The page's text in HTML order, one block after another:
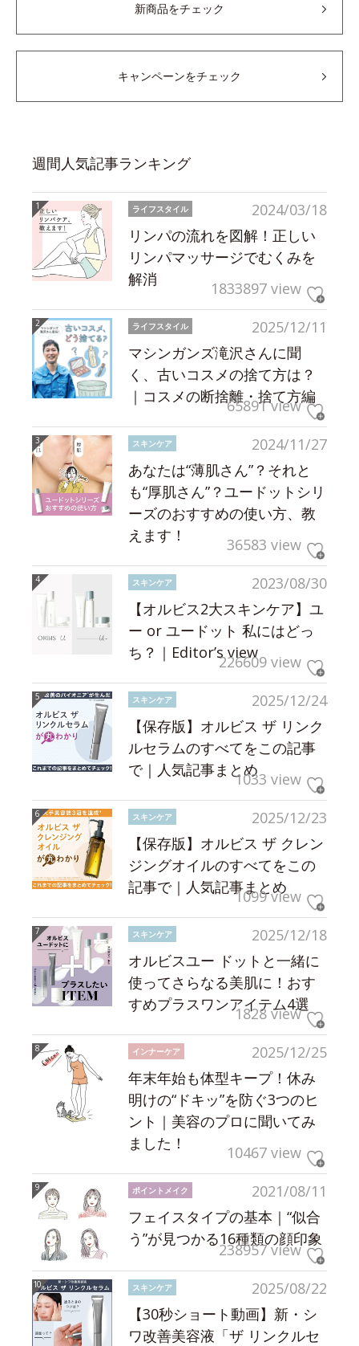
新商品をチェック
キャンペーンをチェック
週間人気記事ランキング
2024/03/18
ライフスタイル
リンパの流れを図解！正しい
リンパマッサージでむくみを
解消
1833897 view
2025/12/11
ライフスタイル
マシンガンズ滝沢さんに聞
く、古いコスメの捨て方は？
｜コスメの断捨離・捨て方編
65891 view
2024/11/27
スキンケア
あなたは“薄肌さん”？それと
も“厚肌さん”？ユードットシリ
ーズのおすすめの使い方、教
えます！
36583 view
2023/08/30
スキンケア
【オルビス2大スキンケア】ユ
ー or ユードット 私にはどっ
ち？｜Editor’s view226609 view
2025/12/24
スキンケア
【保存版】オルビス ザ リンク
ルセラムのすべてをこの記事
で｜人気記事まとめ1033 view
2025/12/23
スキンケア
【保存版】オルビス ザ クレン
ジングオイルのすべてをこの
記事で｜人気記事まとめ
1099 view
2025/12/18
スキンケア
オルビスユー ドットと一緒に
使ってさらなる美肌に！おす
すめプラスワンアイテム4選
1828 view
2025/12/25
インナーケア
年末年始も体型キープ！休み
明けの“ドキッ”を防ぐ3つのヒ
ント｜美容のプロに聞いてみ
ました！
10467 view
2021/08/11
ポイントメイク
フェイスタイプの基本｜“似合
う”が見つかる16種類の顔印象
238957 view
2025/08/22
スキンケア
【30秒ショート動画】新・シ
ワ改善美容液「ザ リンクルセ